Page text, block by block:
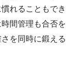
れることもでき
間管理も合否を
を同時に鍛える